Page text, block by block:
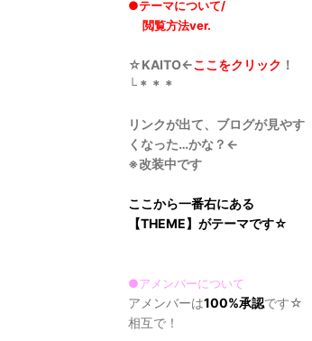
●テーマについて/
閲覧方法ver.
☆KAITO←ここをクリック ！
└＊＊＊
リンクが出て、ブログが見やす
くなった…かな？←
※改装中です
ここから一番右にある
【THEME】がテーマです☆
●アメンバーについて
アメンバーは100%承認です☆
相互で！